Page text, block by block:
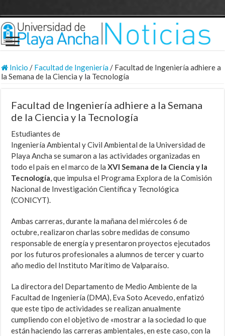
Inicio / Facultad de Ingeniería/ Facultad de Ingeniería adhiere a
la Semana de la Ciencia y la Tecnología
Facultad de Ingeniería adhiere a la Semana
de la Ciencia y la Tecnología
Estudiantes de
Ingeniería Ambiental y Civil Ambiental de la Universidad de
Playa Ancha se sumaron a las actividades organizadas en
todo el país en el marco de laXVI Semana de la Ciencia y la
Tecnología, que impulsa el Programa Explora de la Comisión
Nacional de Investigación Científica y Tecnológica
(CONICYT).
Ambas carreras, durante la mañana del miércoles 6 de
octubre, realizaron charlas sobre medidas de consumo
responsable de energía y presentaron proyectos ejecutados
por los futuros profesionales a alumnos de tercer y cuarto
año medio del Instituto Marítimo de Valparaíso.
La directora del Departamento de Medio Ambiente de la
Facultad de Ingeniería (DMA), Eva Soto Acevedo, enfatizó
que este tipo de actividades se realizan anualmente
cumpliendo con el objetivo de «mostrar a la sociedad lo que
están haciendo las carreras ambientales, en este caso, con la